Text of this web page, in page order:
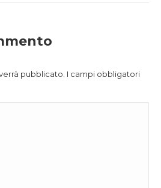
pubblicato. I campi obbligatori